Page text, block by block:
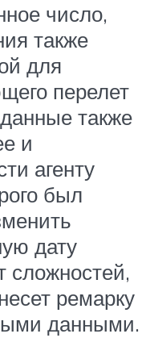
число,
также
для
перелет
также
и
агенту
был
дату
сложностей,
ремарку
данными.